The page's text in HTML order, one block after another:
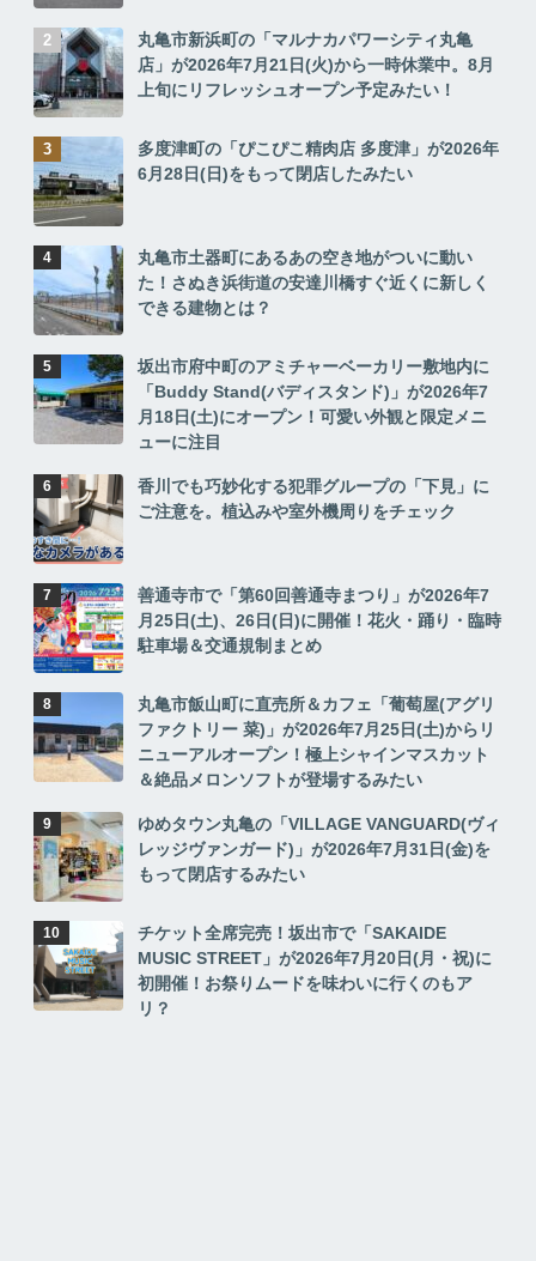
丸亀市新浜町の「マルナカパワーシティ丸亀
店」が2026年7月21日(火)から一時休業中。8月
上旬にリフレッシュオープン予定みたい！
多度津町の「ぴこぴこ精肉店 多度津」が2026年
6月28日(日)をもって閉店したみたい
丸亀市土器町にあるあの空き地がついに動い
た！さぬき浜街道の安達川橋すぐ近くに新しく
できる建物とは？
坂出市府中町のアミチャーベーカリー敷地内に
「Buddy Stand(バディスタンド)」が2026年7
月18日(土)にオープン！可愛い外観と限定メニ
ューに注目
香川でも巧妙化する犯罪グループの「下見」に
ご注意を。植込みや室外機周りをチェック
善通寺市で「第60回善通寺まつり」が2026年7
月25日(土)、26日(日)に開催！花火・踊り・臨時
駐車場＆交通規制まとめ
丸亀市飯山町に直売所＆カフェ「葡萄屋(アグリ
ファクトリー 菜)」が2026年7月25日(土)からリ
ニューアルオープン！極上シャインマスカット
＆絶品メロンソフトが登場するみたい
ゆめタウン丸亀の「VILLAGE VANGUARD(ヴィ
レッジヴァンガード)」が2026年7月31日(金)を
もって閉店するみたい
チケット全席完売！坂出市で「SAKAIDE
MUSIC STREET」が2026年7月20日(月・祝)に
初開催！お祭りムードを味わいに行くのもア
リ？